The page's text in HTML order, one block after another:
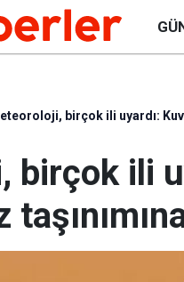
birçok ili uyardı:
birçok ili